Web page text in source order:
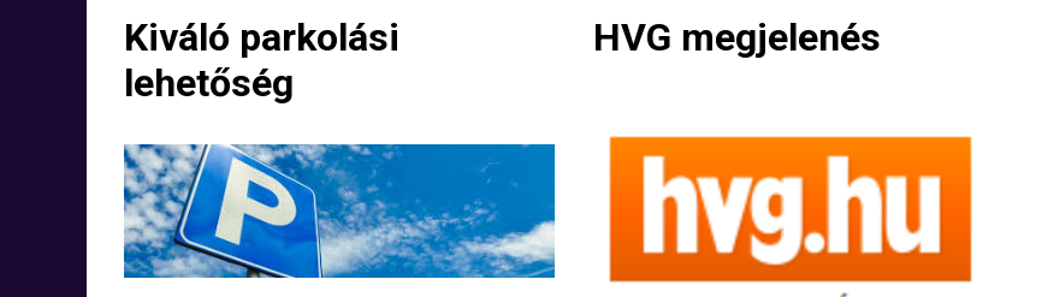
Kiváló parkolási
lehetőség
HVG megjelenés